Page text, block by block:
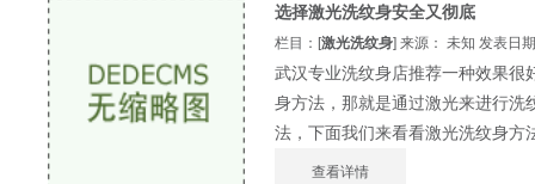
选择激光洗纹身安全又彻底
栏目：[激光洗纹身] 来源： 未知 发表日
武汉专业洗纹身店推荐一种效果很
身方法，那就是通过激光来进行洗
法，下面我们来看看激光洗纹身方
查看详情